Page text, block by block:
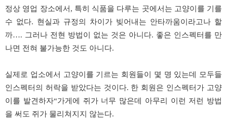
정상 영업 장소에서, 특히 식품을 다루는 곳에서는 고양이를 기를
수 없다. 현실과 규정의 차이가 빚어내는 안타까움이라고나 할
까…. 그러나 전현 방법이 없는 것은 아니다. 좋은 인스펙터를 만
나면 전혀 불가능한 것도 아니다.
실제로 업소에서 고양이를 기르는 회원들이 몇 명 있는데 모두들
인스펙터의 허락을 받았다는 것이다. 한 회원은 인스펙터가 고양
이를 발견하자“가게에 쥐가 너무 많은데 아무리 이런 저런 방법
을 써도 쥐가 물리쳐지지 않는다.